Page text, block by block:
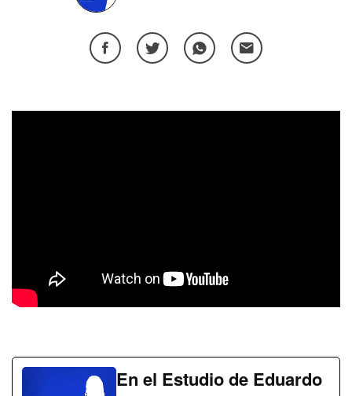
En el Estudio de Eduardo